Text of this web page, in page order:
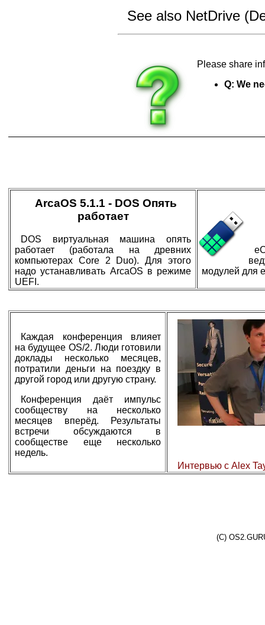
See also NetDrive
Please share
Q: We
ArcaOS 5.1.1 - DOS Опять
работает
DOS виртуальная машина опять
работает (работала на древних
компьютерах Core 2 Duo). Для этого
надо устанавливать ArcaOS в режиме
UEFI.
модулей для
Каждая конференция влияет
на будущее OS/2. Люди готовили
доклады несколько месяцев,
потратили деньги на поездку в
другой город или другую страну.
Конференция даёт импульс
сообществу на несколько
месяцев вперёд. Результаты
встречи обсуждаются в
сообществе еще несколько
недель.
Интервью с Alex
(C)